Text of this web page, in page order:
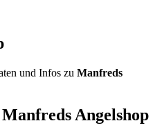
und Infos zu Manfreds
Angelshop